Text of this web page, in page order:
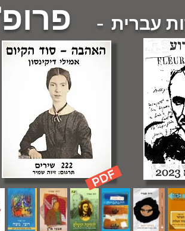
עברית -